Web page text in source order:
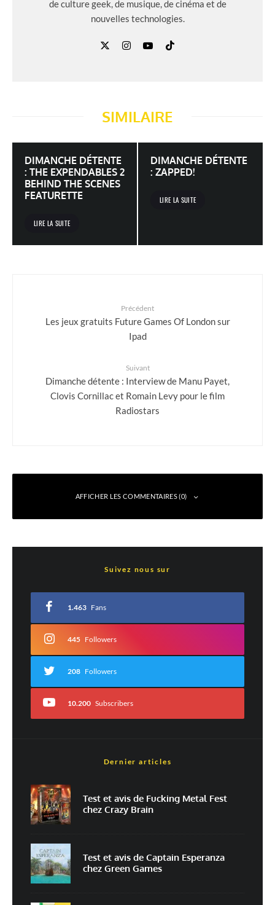
de culture geek, de musique, de cinéma et de
nouvelles technologies.
SIMILAIRE
DIMANCHE DÉTENTE
: THE EXPENDABLES 2
BEHIND THE SCENES
FEATURETTE
LIRE LA SUITE
DIMANCHE DÉTENTE
: ZAPPED!
LIRE LA SUITE
Précédent
Les jeux gratuits Future Games Of London sur
Ipad
Suivant
Dimanche détente : Interview de Manu Payet,
Clovis Cornillac et Romain Levy pour le film
Radiostars
AFFICHER LES COMMENTAIRES (0)
*
Commentaire*
E-mail*
Enregistrer mon nom, mon e-mail et mon site dans le navigateur pour
mon prochain commentaire.
Suivez nous sur
1.463 Fans
445 Followers
208 Followers
10.200 Subscribers
Dernier articles
Test et avis de Fucking Metal Fest
chez Crazy Brain
Test et avis de Captain Esperanza
chez Green Games